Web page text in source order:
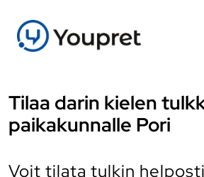
Tilaa darin kielen
paikakunnalle Pori
Voit tilata tulkin